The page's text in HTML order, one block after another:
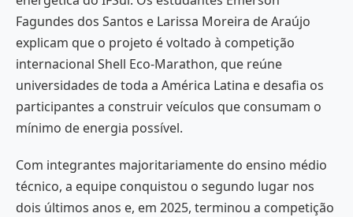
Fagundes dos Santos e Larissa Moreira de Araújo
explicam que o projeto é voltado à competição
internacional Shell Eco-Marathon, que reúne
universidades de toda a América Latina e desafia os
participantes a construir veículos que consumam o
mínimo de energia possível.
Com integrantes majoritariamente do ensino médio
técnico, a equipe conquistou o segundo lugar nos
dois últimos anos e, em 2025, terminou a competição